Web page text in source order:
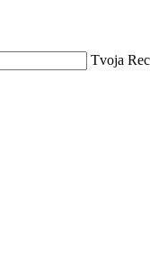
Tvoja